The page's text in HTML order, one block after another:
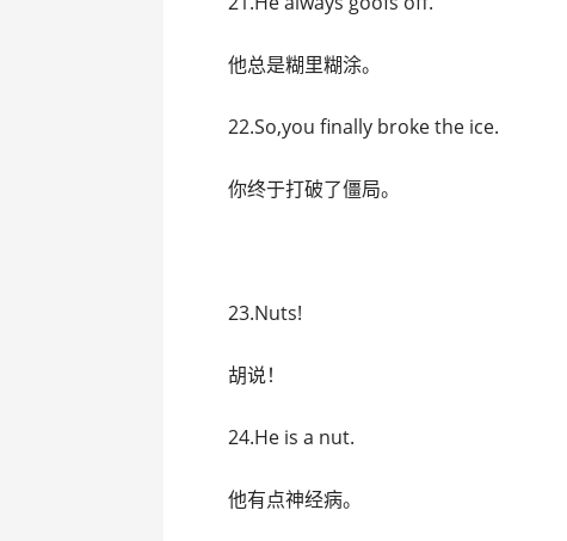
他总是糊里糊涂。
22.So,you finally broke the ice.
你终于打破了僵局。
23.Nuts!
胡说！
24.He is a nut.
他有点神经病。